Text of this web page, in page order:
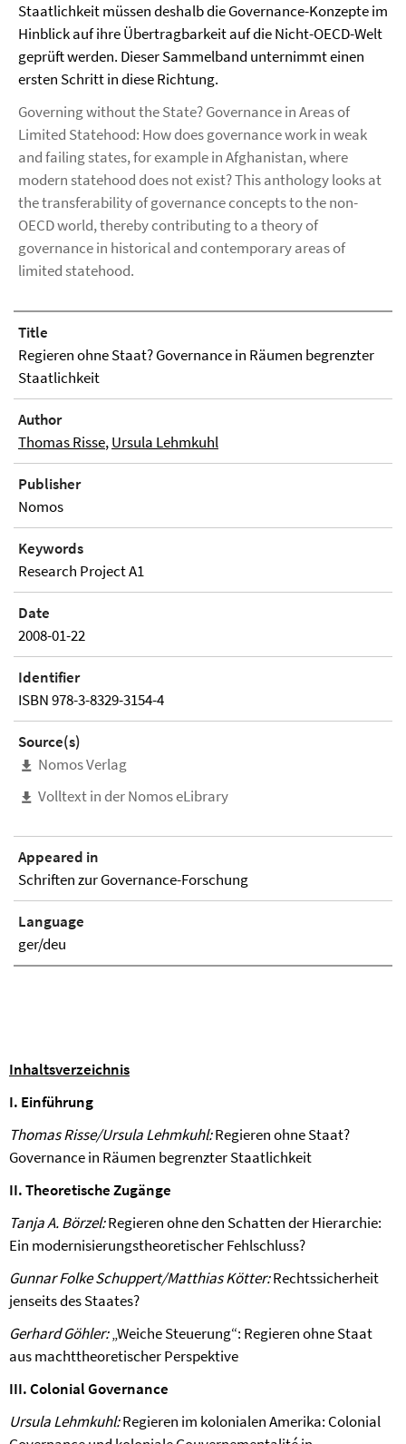
Staatlichkeit müssen deshalb die Governance-Konzepte im
Hinblick auf ihre Übertragbarkeit auf die Nicht-OECD-Welt
geprüft werden. Dieser Sammelband unternimmt einen
ersten Schritt in diese Richtung.
Governing without the State? Governance in Areas of
Limited Statehood: How does governance work in weak
and failing states, for example in Afghanistan, where
modern statehood does not exist? This anthology looks at
the transferability of governance concepts to the non-
OECD world, thereby contributing to a theory of
governance in historical and contemporary areas of
limited statehood.
Title
Regieren ohne Staat? Governance in Räumen begrenzter
Staatlichkeit
Author
Thomas Risse,Ursula Lehmkuhl
Publisher
Nomos
Keywords
Research Project A1
Date
2008-01-22
Identifier
ISBN 978-3-8329-3154-4
Source(s)
Nomos Verlag
Volltext in der Nomos eLibrary
Appeared in
Schriften zur Governance-Forschung
Language
ger/deu
Inhaltsverzeichnis
I. Einführung
Thomas Risse/Ursula Lehmkuhl:Regieren ohne Staat?
Governance in Räumen begrenzter Staatlichkeit
II. Theoretische Zugänge
Tanja A. Börzel:Regieren ohne den Schatten der Hierarchie:
Ein modernisierungstheoretischer Fehlschluss?
Gunnar Folke Schuppert/Matthias Kötter:Rechtssicherheit
jenseits des Staates?
Gerhard Göhler:„Weiche Steuerung“: Regieren ohne Staat
aus machttheoretischer Perspektive
III. Colonial Governance
Ursula Lehmkuhl:Regieren im kolonialen Amerika: Colonial